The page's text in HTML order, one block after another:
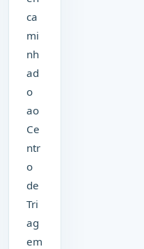
ca
mi
nh
ad
o
ao
Ce
ntr
o
de
Tri
ag
em